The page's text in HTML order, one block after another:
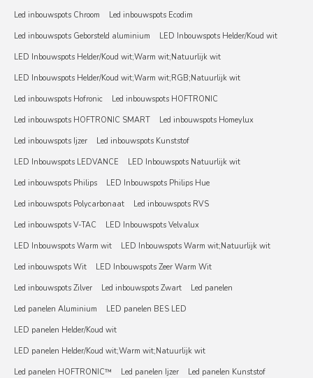
Led inbouwspots Chroom
Led inbouwspots Ecodim
Led inbouwspots Geborsteld aluminium
LED Inbouwspots Helder/Koud wit
LED Inbouwspots Helder/Koud wit;Warm wit;Natuurlijk wit
LED Inbouwspots Helder/Koud wit;Warm wit;RGB;Natuurlijk wit
Led inbouwspots Hofronic
Led inbouwspots HOFTRONIC
Led inbouwspots HOFTRONIC SMART
Led inbouwspots Homeylux
Led inbouwspots Ijzer
Led inbouwspots Kunststof
LED Inbouwspots LEDVANCE
LED Inbouwspots Natuurlijk wit
Led inbouwspots Philips
LED Inbouwspots Philips Hue
Led inbouwspots Polycarbonaat
Led inbouwspots RVS
Led inbouwspots V-TAC
LED Inbouwspots Velvalux
LED Inbouwspots Warm wit
LED Inbouwspots Warm wit;Natuurlijk wit
Led inbouwspots Wit
LED Inbouwspots Zeer Warm Wit
Led inbouwspots Zilver
Led inbouwspots Zwart
Led panelen
Led panelen Aluminium
LED panelen BES LED
LED panelen Helder/Koud wit
LED panelen Helder/Koud wit;Warm wit;Natuurlijk wit
Led panelen HOFTRONIC™
Led panelen Ijzer
Led panelen Kunststof